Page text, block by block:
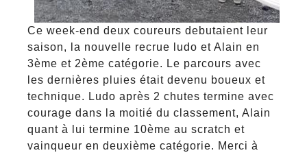
Ce week-end deux coureurs debutaient leur
saison, la nouvelle recrue ludo et Alain en
3ème et 2ème catégorie. Le parcours avec
les dernières pluies était devenu boueux et
technique. Ludo après 2 chutes termine avec
courage dans la moitié du classement, Alain
quant à lui termine 10ème au scratch et
vainqueur en deuxième catégorie. Merci à